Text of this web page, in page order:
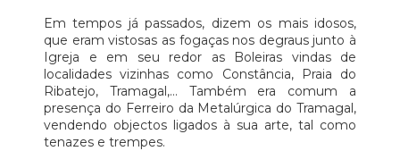
Em tempos já passados, dizem os mais idosos,
que eram vistosas as fogaças nos degraus junto à
Igreja e em seu redor as Boleiras vindas de
localidades vizinhas como Constância, Praia do
Ribatejo, Tramagal,… Também era comum a
presença do Ferreiro da Metalúrgica do Tramagal,
vendendo objectos ligados à sua arte, tal como
tenazes e trempes.